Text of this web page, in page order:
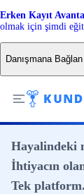
Erken Kayıt
olmak için şimdi
Danışmana Bağlan
Hayalindeki
İhtiyacın
Tek platform.